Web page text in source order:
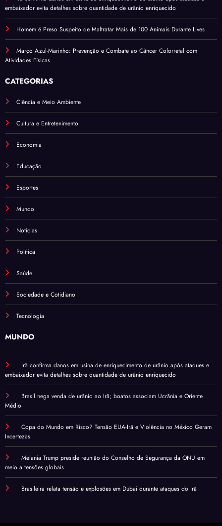
embaixador evita detalhes sobre quantidade de urânio enriquecido
Homem é Preso Suspeito de Maltratar Mais de 100 Animais Durante Lives
Março Azul-Marinho: Prevenção e Combate ao Câncer Colorretal com
Atividades Físicas
CATEGORIAS
Ciência e Meio Ambiente
Cultura e Entretenimento
Economia
Educação
Esportes
Mundo
Notícias
Política
Saúde
Sociedade e Cotidiano
Tecnologia
MUNDO
Irã confirma danos em usina de enriquecimento de urânio após ataques e
embaixador evita detalhes sobre quantidade de urânio enriquecido
Brasil nega venda de urânio ao Irã; boatos associam Ucrânia e Oriente
Médio
Copa do Mundo em Risco? Tensão EUA-Irã e Violência no México Geram
Incertezas
Melania Trump preside reunião do Conselho de Segurança da ONU em
meio a tensões globais
Brasileira relata tensão e explosões em Dubai durante ataques do Irã